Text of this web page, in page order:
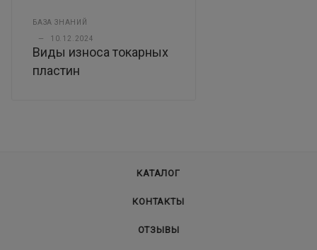
БАЗА ЗНАНИЙ
— 10.12.2024
Виды износа токарных
пластин
КАТАЛОГ
КОНТАКТЫ
ОТЗЫВЫ